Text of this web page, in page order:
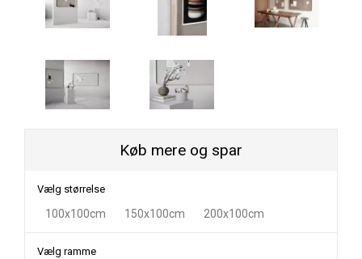
Køb mere og spar
Vælg størrelse
100x100cm 150x100cm 200x100cm
Vælg ramme